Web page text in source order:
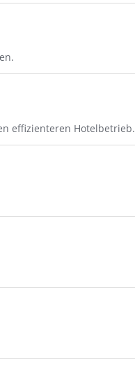
effizienteren Hotelbetrieb.